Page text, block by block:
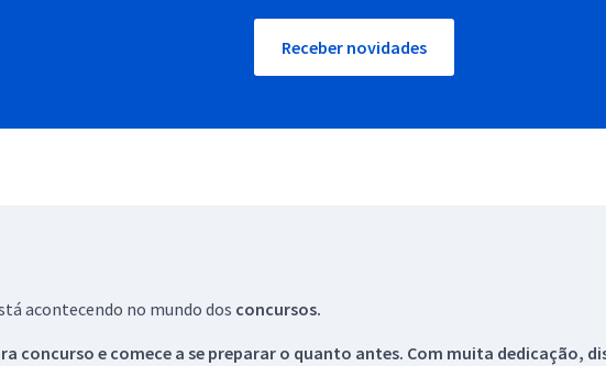
Receber novidades
acontecendo no mundo dos concursos.
concurso e comece a se preparar o quanto antes. Com muita dedicação,